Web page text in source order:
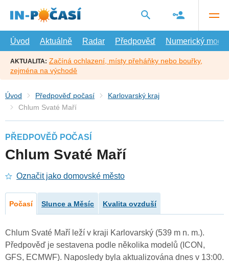
hlavní
Úvod
Aktuálně Radar Předpověď Numerický model
AKTUALITA: Začíná ochlazení, místy přeháňky nebo bouřky,
zejména na východě
Úvod Předpověď počasí
Karlovarský kraj
Chlum Svaté Maří
PŘEDPOVĚĎ POČASÍ
Chlum Svaté Maří
Označit jako domovské město
Počasí Slunce a Měsíc Kvalita ovzduší
Chlum Svaté Maří leží v kraji Karlovarský (539 m n. m.).
Předpověď je sestavena podle několika modelů (ICON,
GFS, ECMWF). Naposledy byla aktualizována dnes v 13:00.